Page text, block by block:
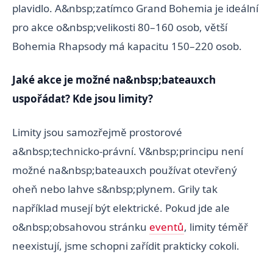
plavidlo. A&nbsp;zatímco Grand Bohemia je ideální
pro akce o&nbsp;velikosti 80–160 osob, větší
Bohemia Rhapsody má kapacitu 150–220 osob.
Jaké akce je možné na&nbsp;bateauxch
uspořádat? Kde jsou limity?
Limity jsou samozřejmě prostorové
a&nbsp;technicko-právní. V&nbsp;principu není
možné na&nbsp;bateauxch používat otevřený
oheň nebo lahve s&nbsp;plynem. Grily tak
například musejí být elektrické. Pokud jde ale
o&nbsp;obsahovou stránku eventů, limity téměř
neexistují, jsme schopni zařídit prakticky cokoli.